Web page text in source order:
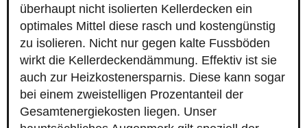
überhaupt nicht isolierten Kellerdecken ein
optimales Mittel diese rasch und kostengünstig
zu isolieren. Nicht nur gegen kalte Fussböden
wirkt die Kellerdeckendämmung. Effektiv ist sie
auch zur Heizkostenersparnis. Diese kann sogar
bei einem zweistelligen Prozentanteil der
Gesamtenergiekosten liegen. Unser